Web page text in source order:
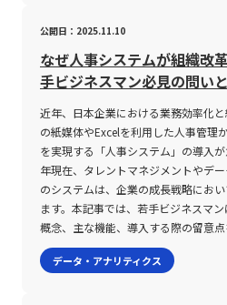
用語は株式、為替、先物、CFD（差金
金融商品に適用される。 ボラティリ
大幅な価格上昇または下落が発生しや
状態は価格が安定していることを示す
に、リスクとリターンのバランスを
を実施するかの戦略決定に活かす。
価格変動の大きさだけではなく、変動
などを含む広範な評価項目として理
ては、インプライドボラティリティ
リティ（HV）、リアライズドボラテ
れ、これらはそれぞれ異なる観点か
価する。 インプライドボラティリテ
し、オプション取引における評価に活
公開日：2025.11.10
なぜ人事システムが組織改
手ビジネスマン必見の問い
近年、日本企業における業務効率化
の紙媒体やExcelを利用した人事管理
を実現する「人事システム」の導入
年現在、タレントマネジメントやデ
のシステムは、企業の成長戦略にお
ます。本記事では、若手ビジネスマ
概念、主な機能、導入する際の留意
向を踏まえた解説を行います。また
に対する解決策としてのシステム活用
データ・アナリティクス